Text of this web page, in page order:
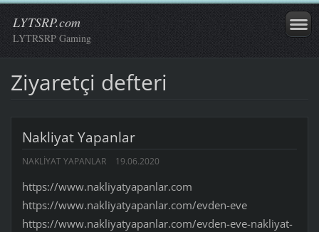
LYTSRP.com
LYTRSRP Gaming
Ziyaretçi defteri
Nakliyat Yapanlar
NAKLIYAT YAPANLAR 19.06.2020
https://www.nakliyatyapanlar.com
https://www.nakliyatyapanlar.com/evden-eve
https://www.nakliyatyapanlar.com/evden-eve-nakliyat-